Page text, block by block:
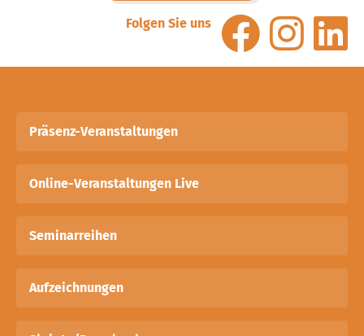
Folgen Sie uns
Präsenz-Veranstaltungen
Online-Veranstaltungen Live
Seminarreihen
Aufzeichnungen